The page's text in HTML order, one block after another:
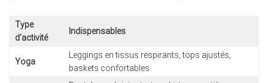
Type
d’activité
Indispensables
Yoga
Leggings en tissus respirants, tops ajustés,
baskets confortables